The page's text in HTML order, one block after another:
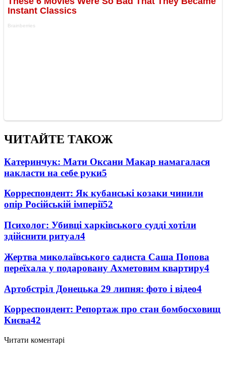
ЧИТАЙТЕ ТАКОЖ
Катеринчук: Мати Оксани Макар намагалася
накласти на себе руки5
Корреспондент: Як кубанські козаки чинили
опір Російській імперії52
Психолог: Убивці харківського судді хотіли
здійснити ритуал4
Жертва миколаївського садиста Саша Попова
переїхала у подаровану Ахметовим квартиру4
Артобстріл Донецька 29 липня: фото і відео4
Корреспондент: Репортаж про стан бомбосховищ
Києва42
Читати коментарі